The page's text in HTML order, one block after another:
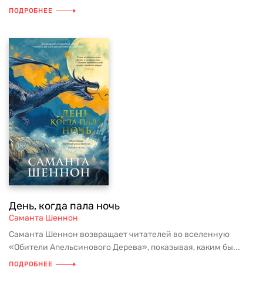
ПОДРОБНЕЕ
День, когда пала ночь
Саманта Шеннон
Саманта Шеннон возвращает читателей во вселенную
«Обители Апельсинового Дерева», показывая, каким бы...
ПОДРОБНЕЕ